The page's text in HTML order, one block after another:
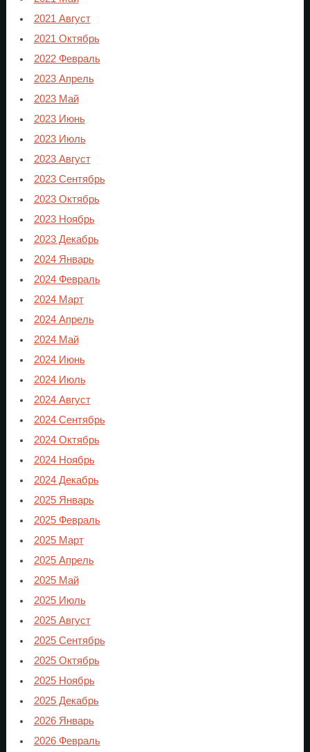
2021 Август
2021 Октябрь
2022 Февраль
2023 Апрель
2023 Май
2023 Июнь
2023 Июль
2023 Август
2023 Сентябрь
2023 Октябрь
2023 Ноябрь
2023 Декабрь
2024 Январь
2024 Февраль
2024 Март
2024 Апрель
2024 Май
2024 Июнь
2024 Июль
2024 Август
2024 Сентябрь
2024 Октябрь
2024 Ноябрь
2024 Декабрь
2025 Январь
2025 Февраль
2025 Март
2025 Апрель
2025 Май
2025 Июль
2025 Август
2025 Сентябрь
2025 Октябрь
2025 Ноябрь
2025 Декабрь
2026 Январь
2026 Февраль